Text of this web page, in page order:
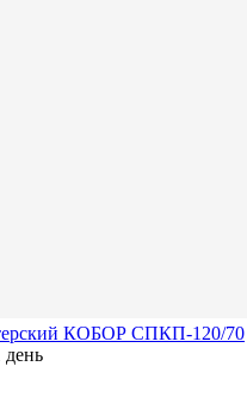
КОБОР СПКП-120/70
день